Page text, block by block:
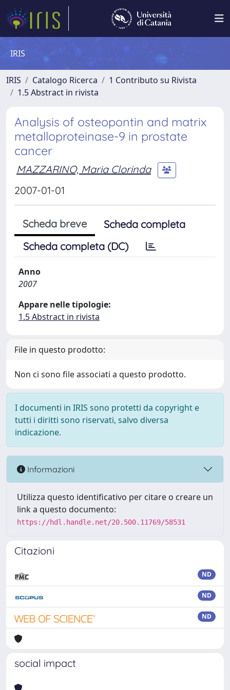
IRIS
IRIS Catalogo Ricerca
1 Contributo su Rivista
1.5 Abstract in rivista
Analysis of osteopontin and matrix
metalloproteinase-9 in prostate
cancer
MAZZARINO, Maria Clorinda
2007-01-01
Scheda breve
Scheda completa
Scheda completa (DC)
Anno
2007
Appare nelle tipologie:
1.5 Abstract in rivista
File in questo prodotto:
Non ci sono file associati a questo prodotto.
I documenti in IRIS sono protetti da copyright e
tutti i diritti sono riservati, salvo diversa
indicazione.
Informazioni
Utilizza questo identificativo per citare o creare un
link a questo documento:
https://hdl.handle.net/20.500.11769/58531
Citazioni
ND
ND
ND
social impact